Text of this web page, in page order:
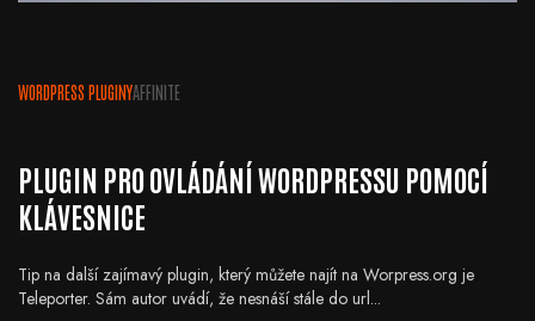
WORDPRESS PLUGINYAFFINITE
PLUGIN PRO OVLÁDÁNÍ WORDPRESSU POMOCÍ
KLÁVESNICE
Tip na další zajímavý plugin, který můžete najít na Worpress.org je
Teleporter. Sám autor uvádí, že nesnáší stále do url...